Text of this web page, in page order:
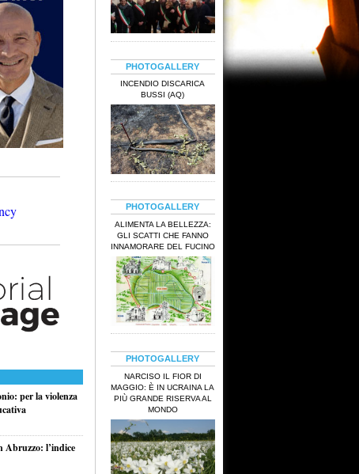
per la violenza
Abruzzo: l’indice
PHOTOGALLERY
INCENDIO DISCARICA
BUSSI (AQ)
PHOTOGALLERY
ALIMENTA LA BELLEZZA:
GLI SCATTI CHE FANNO
INNAMORARE DEL FUCINO
PHOTOGALLERY
NARCISO IL FIOR DI
MAGGIO: È IN UCRAINA LA
PIÙ GRANDE RISERVA AL
MONDO